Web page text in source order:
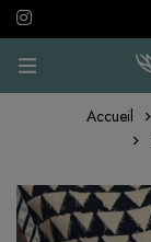
Accueil